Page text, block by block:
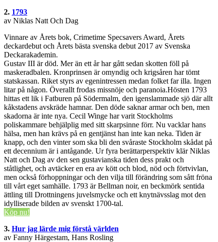
2. 1793
av Niklas Natt Och Dag
Vinnare av Årets bok, Crimetime Specsavers Award, Årets
deckardebut och Årets bästa svenska debut 2017 av Svenska
Deckarakademin.
Gustav III är död. Mer än ett år har gått sedan skotten föll på
maskeradbalen. Kronprinsen är omyndig och krigsåren har tömt
statskassan. Riket styrs av egenintressen medan folket far illa. Ingen
litar på någon. Överallt frodas missnöje och paranoia.Hösten 1793
hittas ett lik i Fatburen på Södermalm, den igenslammade sjö där allt
kåkstadens avskräde hamnar. Den döde saknar armar och ben, men
skadorna är inte nya. Cecil Winge har varit Stockholms
poliskammare behjälplig med sitt skarpsinne förr. Nu vacklar hans
hälsa, men han krävs på en gentjänst han inte kan neka. Tiden är
knapp, och den vinter som ska bli den svåraste Stockholm skådat på
ett decennium är i antågande. Ur fyra berättarperspektiv klär Niklas
Natt och Dag av den sen gustavianska tiden dess prakt och
ståtlighet, och avtäcker en era av kött och blod, nöd och förtvivlan,
men också förhoppningar och den vilja till förändring som sått fröna
till vårt eget samhälle. 1793 är Bellman noir, en beckmörk sentida
ättling till Drottningens juvelsmycke och ett knytnävsslag mot den
idylliserade bilden av svenskt 1700-tal.
Köp nu!
3. Hur jag lärde mig förstå världen
av Fanny Härgestam, Hans Rosling